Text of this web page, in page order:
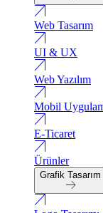
Web Tasarım
UI & UX
Web Yazılım
Mobil
E-Ticaret
Ürünler
Grafik Tasarım